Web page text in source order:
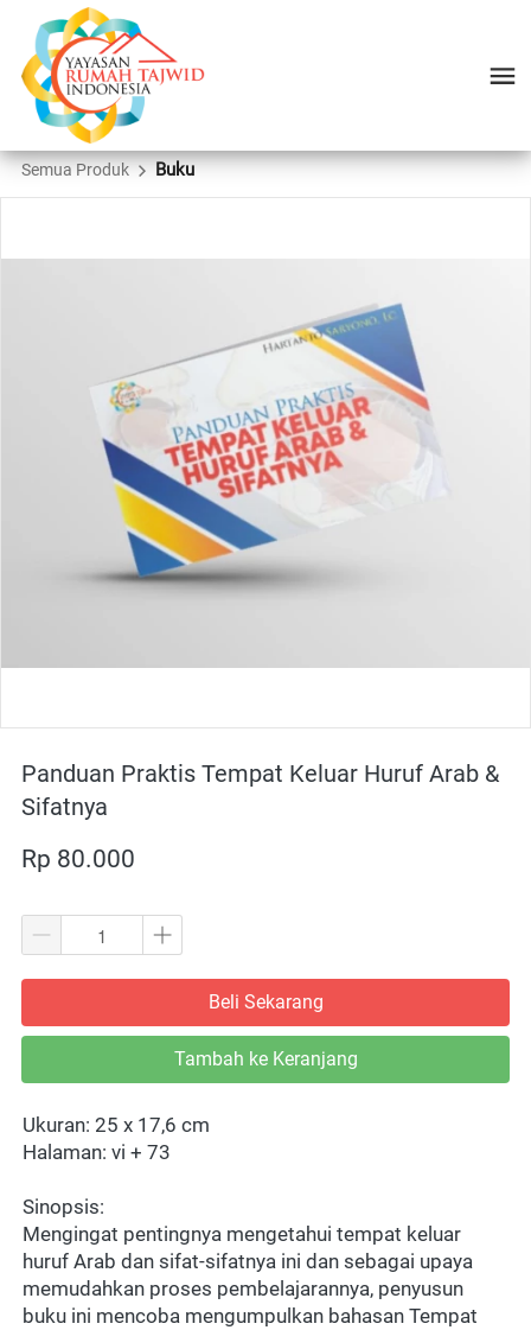
Semua Produk Buku
Panduan Praktis Tempat Keluar Huruf Arab &
Sifatnya
Rp 80.000
`Beli Sekarang
`
Tambah ke Keranjang
Ukuran: 25 x 17,6 cm
Halaman: vi + 73
Sinopsis:
Mengingat pentingnya mengetahui tempat keluar
huruf Arab dan sifat-sifatnya ini dan sebagai upaya
memudahkan proses pembelajarannya, penyusun
buku ini mencoba mengumpulkan bahasan Tempat